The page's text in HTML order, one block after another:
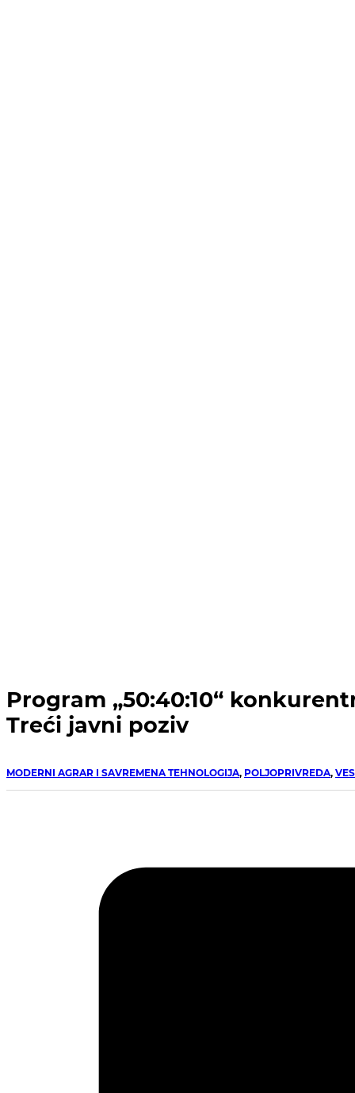
Program „50:40:10“
Treći javni poziv
MODERNI AGRAR I SAVREMENA TEHNOLOGIJA, POLJOPRIVREDA,